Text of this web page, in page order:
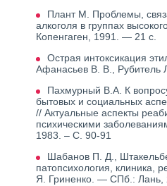
Плант М. Проблемы,
алкоголя в группах
Копенгаген, 1991. — 21 с.
Острая интоксикация
Афанасьев В. В., Рубитель
Пахмурный В.А. К
бытовых и социальных
// Актуальные аспекты
психическими
1983. – С. 90-91
Шабанов П. Д.,
патопсихология, клиника,
Я. Гриненко. — СПб.: Лань,